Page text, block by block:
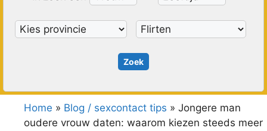
Home » Blog / sexcontact tips » Jongere man
oudere vrouw daten: waarom kiezen steeds meer